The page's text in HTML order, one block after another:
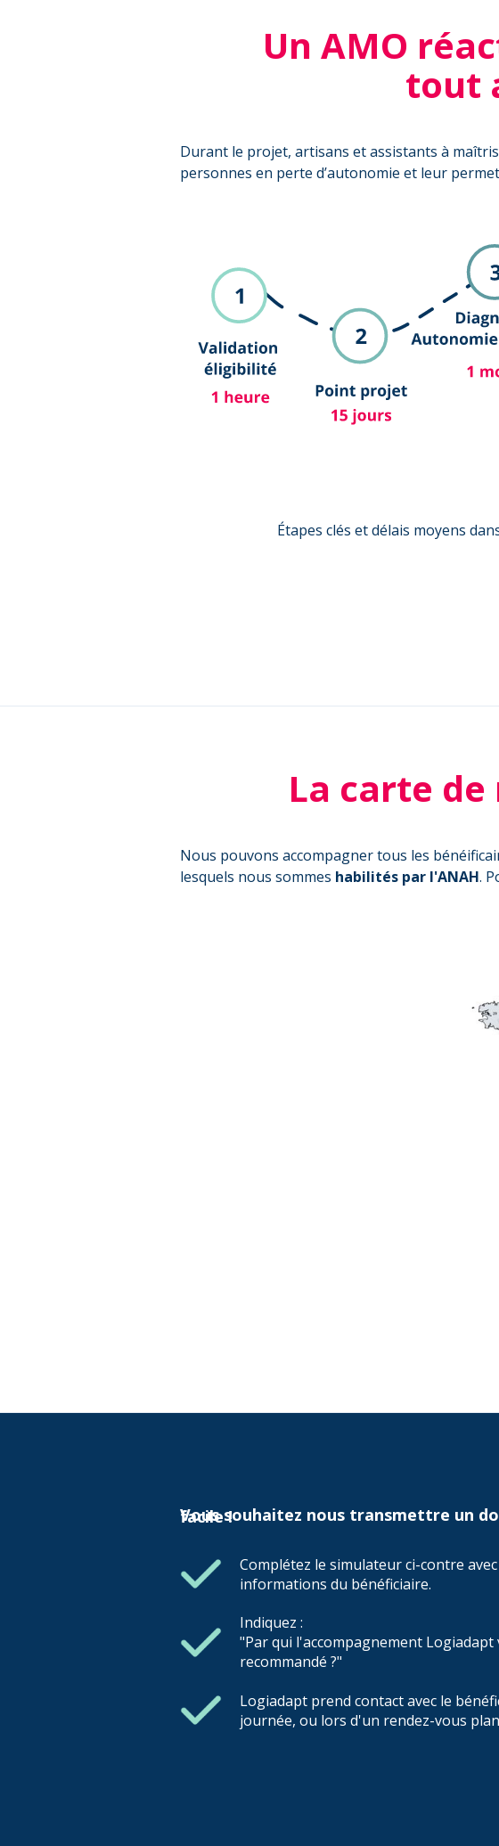
Un AMO
tout
Durant le projet, artisans et assistants à
personnes en perte d’autonomie et leur
Étapes clés et délais moyens
La carte
Nous pouvons accompagner tous les
lesquels nous sommes habilités par l'ANAH.
Vous souhaitez nous transmettre un dossier ? C'est facile !
Complétez le simulateur ci-contre
informations du bénéficiaire.
Indiquez :
"Par qui l'accompagnement Logiadapt
recommandé ?"
Logiadapt prend contact avec le
journée, ou lors d'un rendez-vous